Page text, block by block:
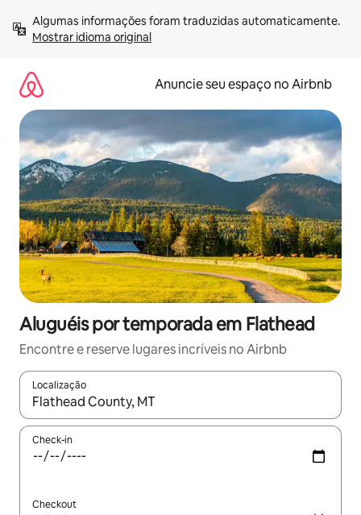
para
Mostrar idioma original
Anuncie seu espaço no Airbnb
Aluguéis por temporada em Flathead
Encontre e reserve lugares incríveis no Airbnb
Localização
Quando os resultados estiverem disponíveis, explore-os
Check-in
Checkout